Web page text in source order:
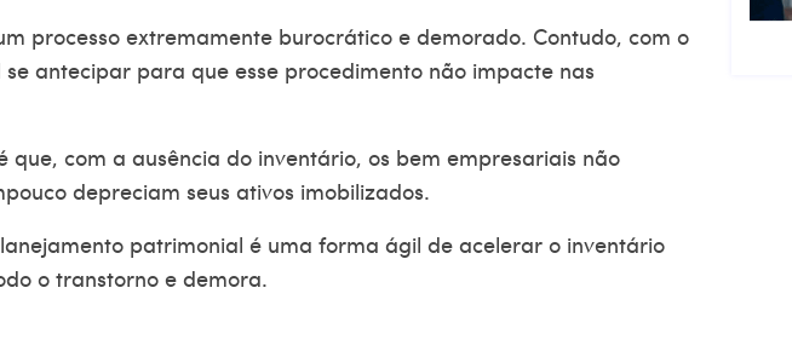
processo extremamente burocrático e demorado. Contudo, com o
antecipar para que esse procedimento não impacte nas
com a ausência do inventário, os bem empresariais não
depreciam seus ativos imobilizados.
patrimonial é uma forma ágil de acelerar o inventário
o transtorno e demora.